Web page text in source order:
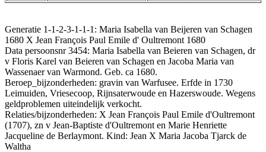
Generatie 1-1-2-3-1-1-1: Maria Isabella van Beijeren van Schagen
1680 X Jean François Paul Emile d' Oultremont 1680
Data persoonsnr 3454: Maria Isabella van Beieren van Schagen, dr
v Floris Karel van Beieren van Schagen en Jacoba Maria van
Wassenaer van Warmond. Geb. ca 1680.
Beroep_bijzonderheden: gravin van Warfusee. Erfde in 1730
Leimuiden, Vriesecoop, Rijnsaterwoude en Hazerswoude. Wegens
geldproblemen uiteindelijk verkocht.
Relaties/bijzonderheden: X Jean François Paul Emile d'Oultremont
(1707), zn v Jean-Baptiste d'Oultremont en Marie Henriette
Jacqueline de Berlaymont. Kind: Jean X Maria Jacoba Tjarck de
Waltha